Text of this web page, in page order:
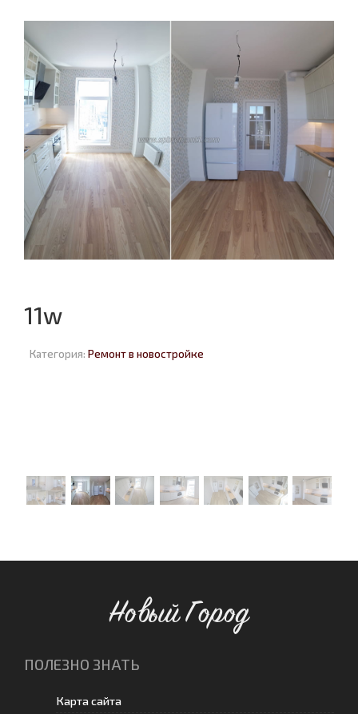
11w
Категория: Ремонт в новостройке
Новый Город
ПОЛЕЗНО ЗНАТЬ
Карта сайта